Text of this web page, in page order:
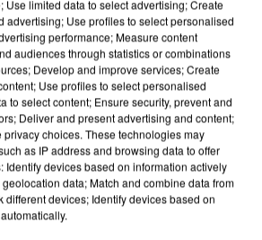
Use limited data to select advertising; Create
advertising; Use profiles to select personalised
performance; Measure content
audiences through statistics or combinations
Develop and improve services; Create
Use profiles to select personalised
to select content; Ensure security, prevent and
Deliver and present advertising and content;
choices. These technologies may
as IP address and browsing data to offer
Identify devices based on information actively
data; Match and combine data from
different devices; Identify devices based on